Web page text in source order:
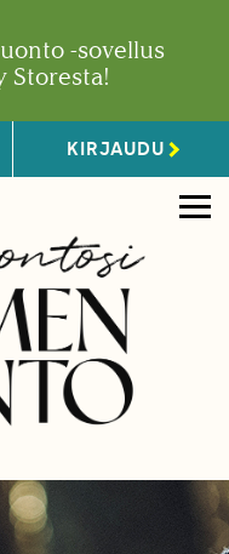
-sovellus
Storesta!
KIRJAUDU